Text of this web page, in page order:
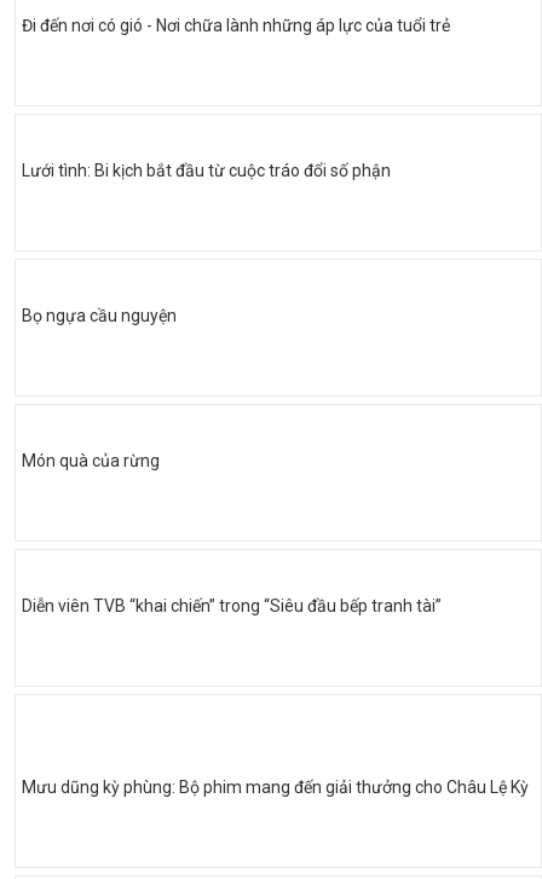
Đi đến nơi có gió - Nơi chữa lành những áp lực của tuổi trẻ
Lưới tình: Bi kịch bắt đầu từ cuộc tráo đổi số phận
Bọ ngựa cầu nguyện
Món quà của rừng
Diễn viên TVB “khai chiến” trong “Siêu đầu bếp tranh tài”
Mưu dũng kỳ phùng: Bộ phim mang đến giải thưởng cho Châu Lệ Kỳ